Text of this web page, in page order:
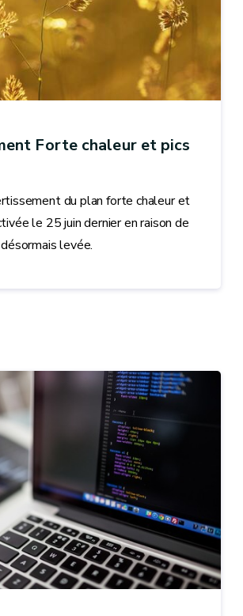
Forte chaleur et pics
du plan forte chaleur et
le 25 juin dernier en raison de
levée.